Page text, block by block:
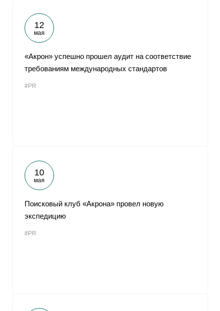
12
мая
«Акрон» успешно прошел аудит на соответствие
требованиям международных стандартов
#PR
10
мая
Поисковый клуб «Акрона» провел новую
экспедицию
#PR